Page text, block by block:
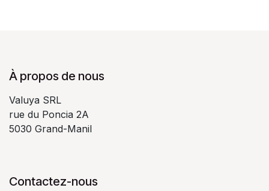
À propos de nous
Valuya SRL
rue du Poncia 2A
5030 Grand-Manil
Contactez-nous